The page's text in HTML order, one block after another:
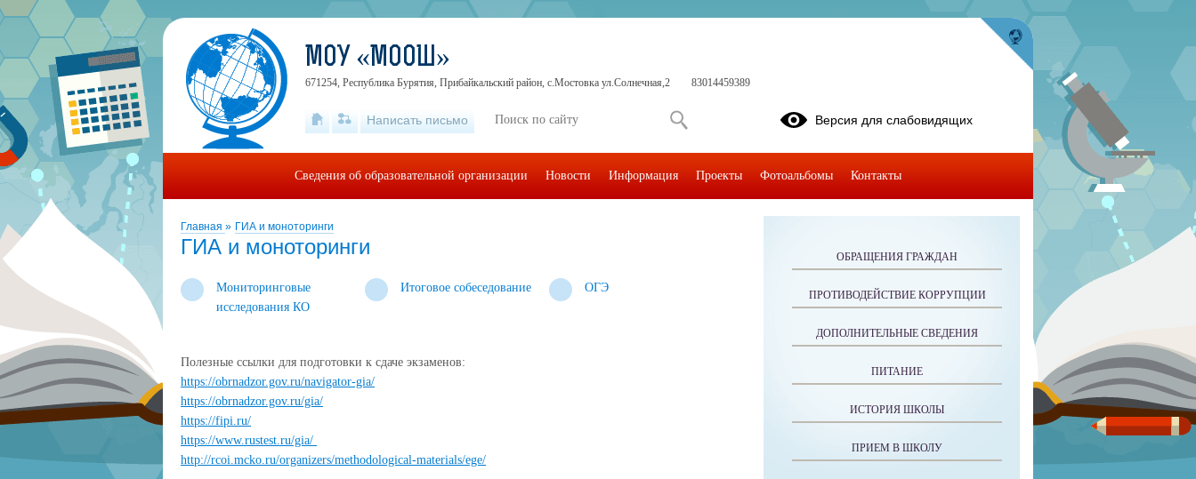
Главная » ГИА и моноторинги
ГИА и моноторинги
Мониторинговые
исследования КО
Итоговое собеседование ОГЭ
Полезные ссылки для подготовки к сдаче экзаменов:
https://obrnadzor.gov.ru/navigator-gia/
https://obrnadzor.gov.ru/gia/
https://fipi.ru/
https://www.rustest.ru/gia/
http://rcoi.mcko.ru/organizers/methodological-materials/ege/
ОБРАЩЕНИЯ ГРАЖДАН
ПРОТИВОДЕЙСТВИЕ КОРРУПЦИИ
ДОПОЛНИТЕЛЬНЫЕ СВЕДЕНИЯ
ПИТАНИЕ
ИСТОРИЯ ШКОЛЫ
ПРИЕМ В ШКОЛУ
МОУ «МООШ»
671254, Республика Бурятия, Прибайкальский район, с.Мостовка ул.Солнечная,2 83014459389
Написать письмо Версия для слабовидящих
Сведения об образовательной организации Новости Информация Проекты Фотоальбомы Контакты